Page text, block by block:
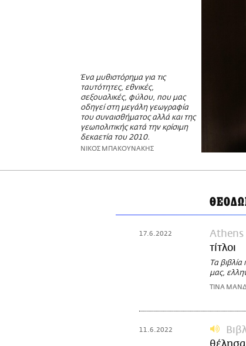
Ένα μυθιστόρημα για τις
ταυτότητες, εθνικές,
σεξουαλικές, φύλου, που μας
οδηγεί στη μεγάλη γεωγραφία
του συναισθήματος αλλά και της
γεωπολιτικής κατά την κρίσιμη
δεκαετία του 2010.
ΝΙΚΟΣ ΜΠΑΚΟΥΝΑΚΗΣ
17.6.2022 Athens
τίτλοι
Τα
μας,
ΤΙΝΑ
11.6.2022